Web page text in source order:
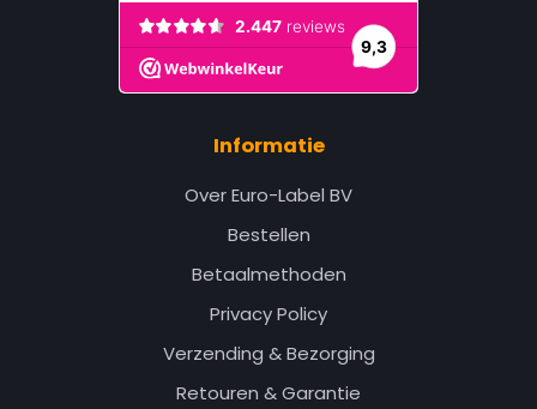
Informatie
Over Euro-Label BV
Bestellen
Betaalmethoden
Privacy Policy
Verzending & Bezorging
Retouren & Garantie